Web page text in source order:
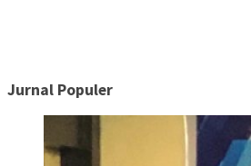
Jurnal Populer